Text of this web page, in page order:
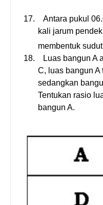
17.
Antara pukul
kali jarum
membentuk sudut
18.
Luas bangun A
C, luas bangun
sedangkan
Tentukan rasio
bangun A.